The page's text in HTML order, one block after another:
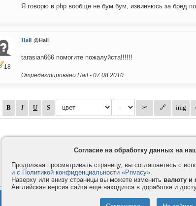
Я говорю в php вообще не бум бум, извиняюсь за бред
18
Hail @Hail
tarasian666 помогите пожалуйста!!!!!!
Отредактировано Hail - 07.08.2010
Согласие на обработку данных на
Продолжая просматривать страницу, вы соглашаетесь с
и с Политикой конфиденциальности «Privacy».
Наверху или внизу страницы вы можете изменить валюту и
Английская версия сайта ещё находится в доработке и